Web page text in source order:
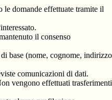
le domande effettuate tramite il
il consenso
base (nome, cognome, indirizzo
comunicazioni di dati.
vengono effettuati trasferimenti